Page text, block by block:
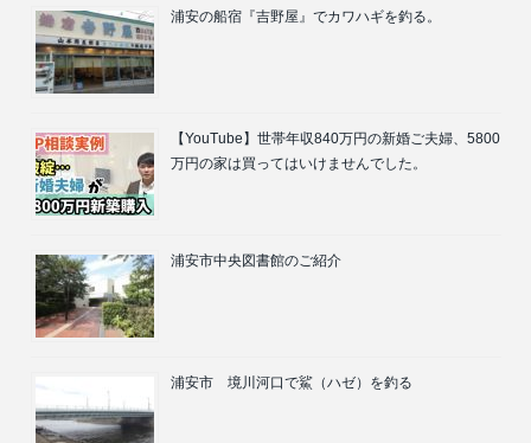
浦安の船宿『吉野屋』でカワハギを釣る。
【YouTube】世帯年収840万円の新婚ご夫婦、5800
万円の家は買ってはいけませんでした。
浦安市中央図書館のご紹介
浦安市 境川河口で鯊（ハゼ）を釣る